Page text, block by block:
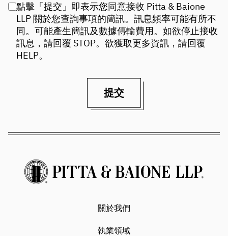
點擊「提交」即表示您同意接收 Pitta & Baione
LLP 關於您查詢事項的簡訊。訊息頻率可能有所不
同。可能產生簡訊及數據傳輸費用。如欲停止接收
訊息，請回覆 STOP。欲獲取更多資訊，請回覆
HELP。
提交
關於我們
執業領域